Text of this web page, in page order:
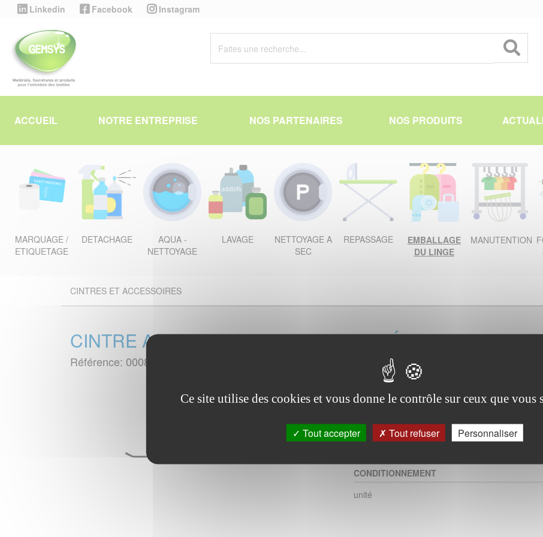
Linkedin Facebook Instagram
ACCUEIL NOTRE ENTREPRISE NOS PARTENAIRES NOS PRODUITS
MARQUAGE /
ETIQUETAGE
DETACHAGE
AQUA -
NETTOYAGE
LAVAGE
NETTOYAGE A
SEC
REPASSAGE
EMBALLAGE
DU LINGE
MANUTENTION
CINTRES ET ACCESSOIRES
CINTRE AMEUBLEMENT 62cm L'UNITÉ
Référence: 00083434
DESCRIPTIF
62 CM ø6mm
CONDITIONNEMENT
unité
Panneau de gestion des cookies
Ce site utilise des cookies et vous donne le contrôle sur ceux que vous
Tout accepter Tout refuser Personnaliser